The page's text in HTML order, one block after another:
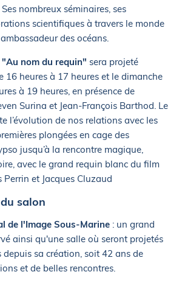
Ses nombreux séminaires, ses
scientifiques à travers le monde
des océans.
"Au nom du requin" sera projeté
16 heures à 17 heures et le dimanche
à 19 heures, en présence de
Surina et Jean-François Barthod. Le
l’évolution de nos relations avec les
plongées en cage des
jusqu’à la rencontre magique,
avec le grand requin blanc du film
Perrin et Jacques Cluzaud
salon
de l'Image Sous-Marine : un grand
ainsi qu'une salle où seront projetés
sa création, soit 42 ans de
et de belles rencontres.